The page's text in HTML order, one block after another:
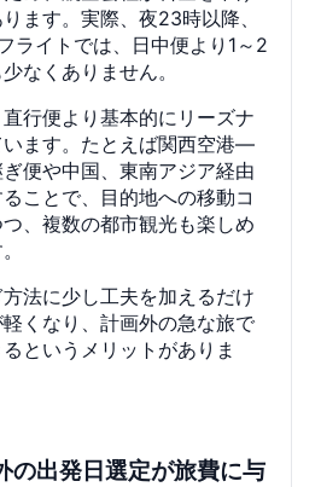
ます。実際、夜23時以降、
ライトでは、日中便より1～2
なくありません。
行便より基本的にリーズナ
ます。たとえば関西空港―
便や中国、東南アジア経由
ことで、目的地への移動コ
、複数の都市観光も楽しめ
法に少し工夫を加えるだけ
くなり、計画外の急な旅で
というメリットがありま
の出発日選定が旅費に与